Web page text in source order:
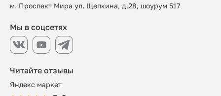
Читайте отзывы
Яндекс маркет
м. Проспект Мира ул. Щепкина, д.28, шоурум 517
Мы в соцсетях